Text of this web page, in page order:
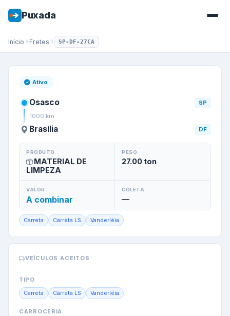
Puxada
Início Fretes SP-DF-27CA
Frete de
Ativo
Osasco
SP
1000 km
Brasília DF
PRODUTO
MATERIAL DE
LIMPEZA
PESO
27.00ton
VALOR
A combinar
COLETA
—
Carreta Carreta LS Vanderléia
VEÍCULOS ACEITOS
TIPO
Carreta Carreta LS Vanderléia
CARROCERIA